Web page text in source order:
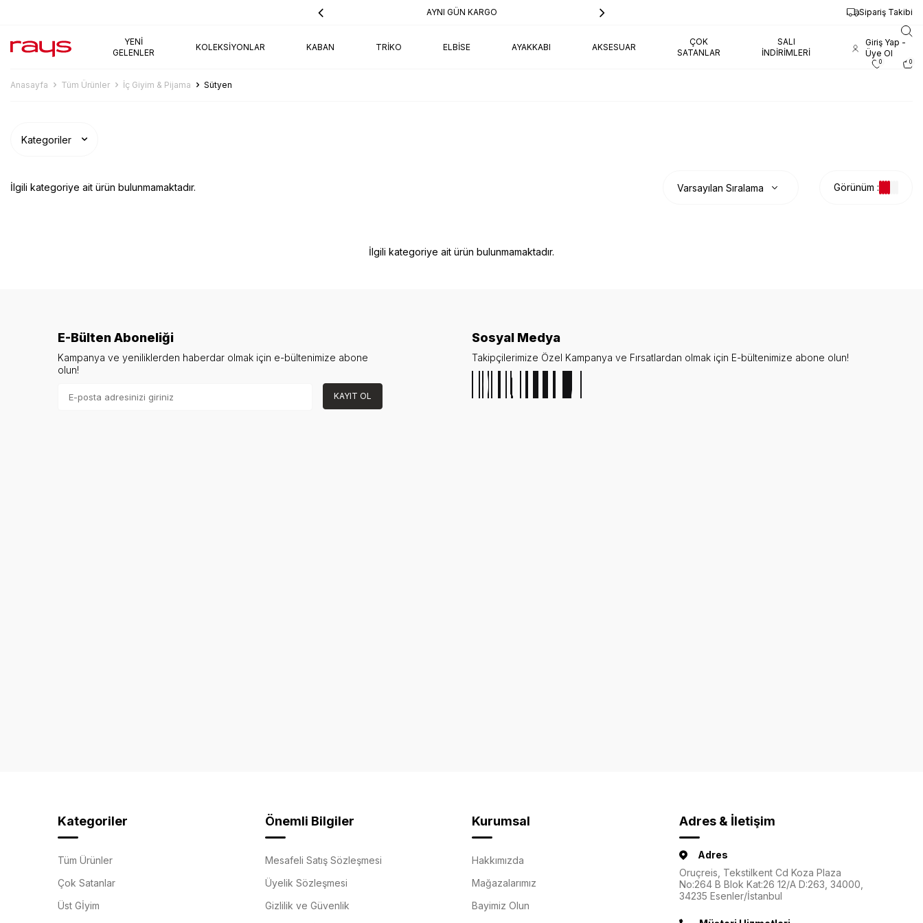
AYNI GÜN KARGO Sipariş Takibi
YENI
GELENLER
KOLEKSIYONLAR KABAN TRIKO ELBISE AYAKKABI AKSESUAR
ÇOK
SATANLAR
SALI
İNDIRIMLERI
Giriş Yap -
Üye Ol
0 0
Anasayfa Tüm Ürünler İç Giyim & Pijama Sütyen
Kategoriler
İlgili kategoriye ait ürün bulunmamaktadır. Görünüm :
İlgili kategoriye ait ürün bulunmamaktadır.
E-Bülten Aboneliği
Kampanya ve yeniliklerden haberdar olmak için e-bültenimize abone
olun!
KAYIT OL
Sosyal Medya
Takipçilerimize Özel Kampanya ve Fırsatlardan olmak için E-bültenimize abone olun!
Kategoriler
Tüm Ürünler
Çok Satanlar
Üst Gİyim
Önemli Bilgiler
Mesafeli Satış Sözleşmesi
Üyelik Sözleşmesi
Gizlilik ve Güvenlik
Kurumsal
Hakkımızda
Mağazalarımız
Bayimiz Olun
Adres & İletişim
Adres
Oruçreis, Tekstilkent Cd Koza Plaza
No:264 B Blok Kat:26 12/A D:263, 34000,
34235 Esenler/İstanbul